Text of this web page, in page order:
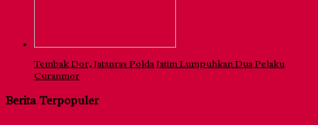
Tembak Dor, Jatanras Polda Jatim Lumpuhkan Dua Pelaku
Curanmor
Berita Terpopuler